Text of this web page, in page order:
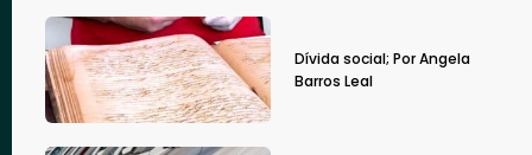
Dívida social; Por Angela
Barros Leal